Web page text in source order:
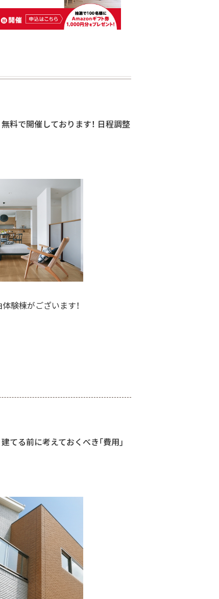
料で開催しております！ 日程調整
験棟がございます！
てる前に考えておくべき｢費用｣